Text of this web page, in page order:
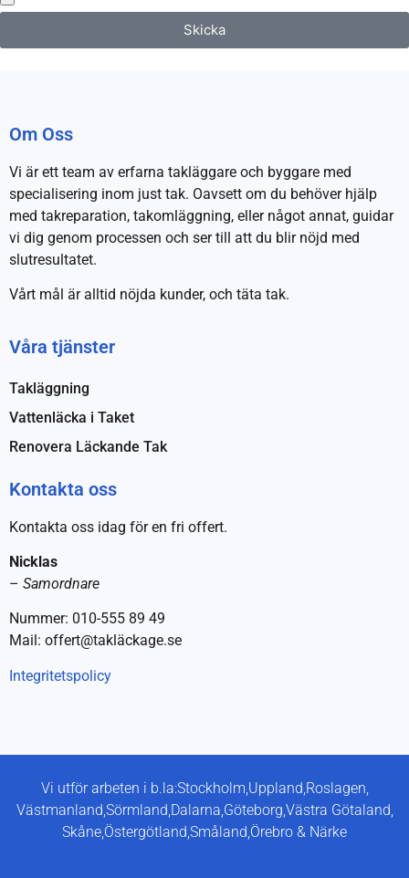
Skicka
Om Oss
Vi är ett team av erfarna takläggare och byggare med
specialisering inom just tak. Oavsett om du behöver hjälp
med takreparation, takomläggning, eller något annat, guidar
vi dig genom processen och ser till att du blir nöjd med
slutresultatet.
Vårt mål är alltid nöjda kunder, och täta tak.
Våra tjänster
Takläggning
Vattenläcka i Taket
Renovera Läckande Tak
Kontakta oss
Kontakta oss idag för en fri offert.
Nicklas
– Samordnare
Nummer: 010-555 89 49
Mail: offert@takläckage.se
Integritetspolicy
Vi utför arbeten i b.la:Stockholm,Uppland,Roslagen,
Västmanland,Sörmland,Dalarna,Göteborg,Västra Götaland,
Skåne,Östergötland,Småland,Örebro & Närke